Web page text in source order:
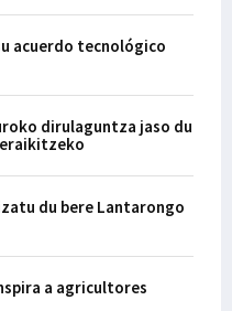
acuerdo tecnológico
dirulaguntza jaso du
du bere Lantarongo
a agricultores